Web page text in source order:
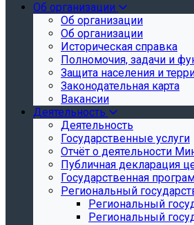
Об организации
Об организации
Об организации
Историческая справка
Полномочия, задачи и
Защита населения и
Законодательная карта
Вакансии
Деятельность
Деятельность
Государственные услуги
Отчёт о деятельности
Публичная декларация
Государственная
Региональный
Региональный
Региональный